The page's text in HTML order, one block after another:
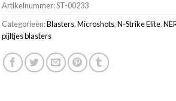
Artikelnummer:ST-00233
Categorieën:Blasters,Microshots,N-Strike Elite,
pijltjes blasters